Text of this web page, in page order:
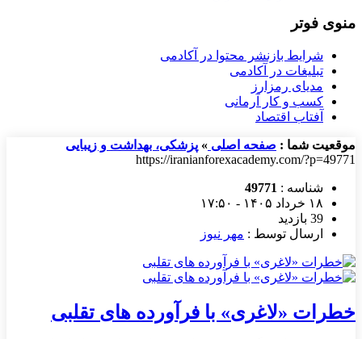
منوی فوتر
شرایط بازنشر محتوا در آکادمی
تبلیغات در آکادمی
مدیای رمزارز
کسب و کار آرمانی
آفتاب اقتصاد
موقعیت شما : صفحه اصلی » پزشکی، بهداشت و زیبایی
https://iranianforexacademy.com/?p=49771
شناسه : 49771
۱۸ خرداد ۱۴۰۵ - ۱۷:۵۰
39 بازدید
ارسال توسط : مهر نیوز
خطرات «لاغری» با فرآورده های تقلبی